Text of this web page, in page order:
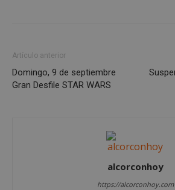
Artículo anterior
Domingo, 9 de septiembre
Gran Desfile STAR WARS
alcorconhoy
https://alcorconhoy.com